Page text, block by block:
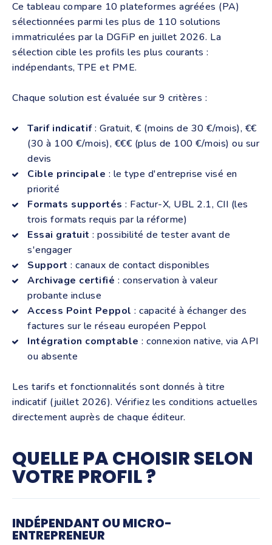
Ce tableau compare 10 plateformes agréées (PA)
sélectionnées parmi les plus de 110 solutions
immatriculées par la DGFiP en juillet 2026. La
sélection cible les profils les plus courants :
indépendants, TPE et PME.
Chaque solution est évaluée sur 9 critères :
Tarif indicatif: Gratuit, € (moins de 30 €/mois), €€
(30 à 100 €/mois), €€€ (plus de 100 €/mois) ou sur
devis
Cible principale : le type d'entreprise visé en
priorité
Formats supportés : Factur-X, UBL 2.1, CII (les
trois formats requis par la réforme)
Essai gratuit : possibilité de tester avant de
s'engager
Support : canaux de contact disponibles
Archivage certifié : conservation à valeur
probante incluse
Access Point Peppol : capacité à échanger des
factures sur le réseau européen Peppol
Intégration comptable : connexion native, via API
ou absente
Les tarifs et fonctionnalités sont donnés à titre
indicatif (juillet 2026). Vérifiez les conditions actuelles
directement auprès de chaque éditeur.
QUELLE PA CHOISIR SELON
VOTRE PROFIL ?
INDÉPENDANT OU MICRO-
ENTREPRENEUR